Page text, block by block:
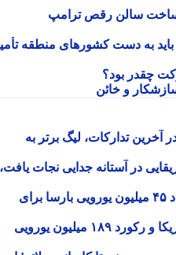
سالن رقص ترامپ
به دست کشورهای منطقه تأمین
چقدر بود؟
و خائن
خیبر؛ ۴ گل در آخرین تدارکات، لیگ برتر به
در آستانه جدایی نجات یافت،
رئال مادرید هم در کمین؛ پیشنهاد ۴۵ میلیون یورویی بارسا برای
انقلاب اقتصادی در برنابئو؛ لافابریکا و رکورد ۱۸۹ میلیون یورویی